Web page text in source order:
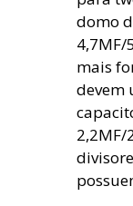
domo
4,7MF/
mais
devem
2,2MF/